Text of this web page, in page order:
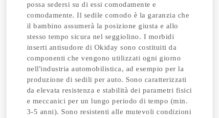
possa sedersi su di essi comodamente e
comodamente. Il sedile comodo è la garanzia che
il bambino assumerà la posizione giusta e allo
stesso tempo sicura nel seggiolino. I morbidi
inserti antisudore di Okiday sono costituiti da
componenti che vengono utilizzati ogni giorno
nell'industria automobilistica, ad esempio per la
produzione di sedili per auto. Sono caratterizzati
da elevata resistenza e stabilità dei parametri fisici
e meccanici per un lungo periodo di tempo (min.
3-5 anni). Sono resistenti alle mutevoli condizioni